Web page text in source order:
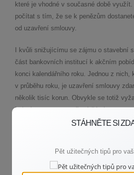
které je vhodné v současné době
počítat s tím, že se k penězům
od uzavření smlouvy.
I kvůli snižujícímu se zájmu o stavební
část bankovních institucí k akčním
konci kalendářního roku. Jednou z nich,
v průběhu roku, je uzavření smlouvy
několik tisíc korun. Obvykle se totiž
jednoho procenta z cílové částky.
příspěvek dosahující až dvou tisíc
připočítáme možné bonusy v hodnotě
STÁHNĚTE SI
Pět užitečných tipů pro